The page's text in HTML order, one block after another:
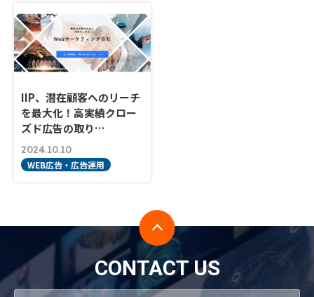
IIP、潜在顧客へのリーチ
を最大化！高実績クロー
ズド広告の取り…
2024.10.10
WEB広告・広告運用
CONTACT US